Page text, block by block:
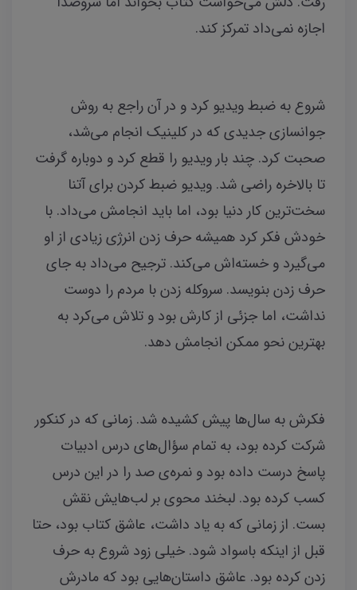
اجازه نمی‌داد تمرکز کند.
شروع به ضبط ویدیو کرد و در آن راجع به روش
جوانسازی جدیدی که در کلینیک انجام می‌شد،
صحبت کرد. چند بار ویدیو را قطع کرد و دوباره گرفت
تا بالاخره راضی شد. ویدیو ضبط‌ کردن برای آتنا
سخت‌ترین کار دنیا بود، اما باید انجامش می‌داد. با
خودش فکر کرد همیشه حرف‌ زدن انرژی زیادی از او
می‌گیرد و خسته‌اش می‌کند. ترجیح می‌داد به جای
حرف‌ زدن بنویسد. سروکله‌ زدن با مردم را دوست
نداشت، اما جزئی از کارش بود و تلاش می‌کرد به
بهترین نحو ممکن انجامش دهد.
فکرش به سال‌ها پیش کشیده شد. زمانی که در کنکور
شرکت کرده بود، به تمام سؤال‌های درس ادبیات
پاسخ درست داده بود و نمره‌ی صد را در این درس
کسب کرده بود. لبخند محوی بر لب‌هایش نقش
بست. از زمانی که به یاد داشت، عاشق کتاب بود، حتا
قبل از اینکه باسواد شود. خیلی زود شروع به حرف‌
زدن کرده بود. عاشق داستان‌هایی بود که مادرش